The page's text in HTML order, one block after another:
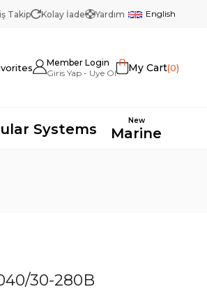
Takip Kolay İade Yardım English
Member Login My Cart 0
Systems New
Marine
30-280B